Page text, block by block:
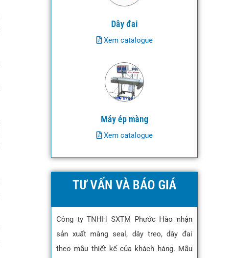
Dây đai
Xem catalogue
Máy ép màng
Xem catalogue
TƯ VẤN VÀ BÁO GIÁ
Công ty TNHH SXTM Phước Hào nhận
sản xuất màng seal, dây treo, dây đai
theo mẫu thiết kế của khách hàng. Mẫu